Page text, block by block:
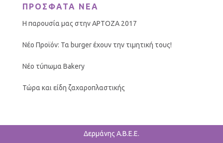
ΠΡΟΣΦΑΤΑ ΝΕΑ
Η παρουσία μας στην ΑΡΤΟΖΑ 2017
Νέο Προϊόν: Τα burger έχουν την τιμητική τους!
Νέο τύπωμα Bakery
Τώρα και είδη ζαχαροπλαστικής
Δερμάνης Α.Β.Ε.Ε.